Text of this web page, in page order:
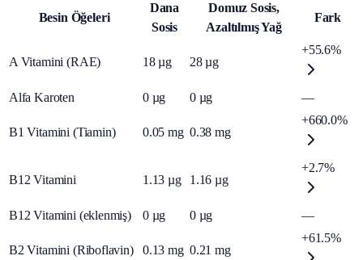
Besin Öğeleri
Dana
Sosis
Domuz Sosis,
Azaltılmış Yağ
Fark
A Vitamini (RAE) 18 µg 28 µg
+55.6%
Alfa Karoten 0 µg 0 µg —
B1 Vitamini (Tiamin) 0.05 mg 0.38 mg
+660.0%
B12 Vitamini 1.13 µg 1.16 µg
+2.7%
B12 Vitamini (eklenmiş) 0 µg 0 µg —
B2 Vitamini (Riboflavin) 0.13 mg 0.21 mg
+61.5%